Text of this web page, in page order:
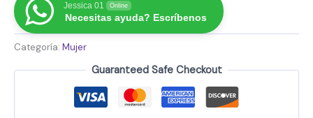
Jessica 01 Online
Necesitas ayuda? Escríbenos
Categoría: Mujer
Guaranteed Safe Checkout